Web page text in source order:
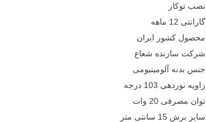
نصب توکار
گارانتی 12 ماهه
محصول کشور ایران
شرکت سازنده شعاع
جنس بدنه آلومینیومی
زاویه نوردهی 103 درجه
توان مصرفی 20 وات
سایز برش 15 سانتی متر